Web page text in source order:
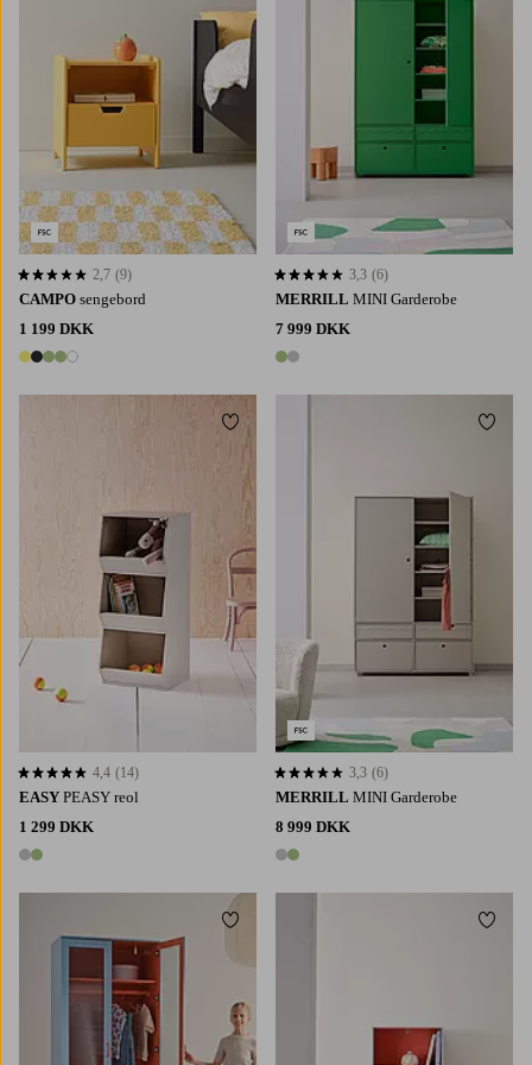
CAMPO sengebord
1 199 DKK
5 farver
2,7 baseret på 9 bedømmelser
2,7 (9)
MERRILL MINI Garderobe
7 999 DKK
2 farver
3,3 baseret på 6 bedømmelser
3,3 (6)
EASY PEASY reol
1 299 DKK
2 farver
4,4 baseret på 14 bedømmelser
4,4 (14)
Tilføj til favoritter
MERRILL MINI Garderobe
8 999 DKK
2 farver
3,3 baseret på 6 bedømmelser
3,3 (6)
Tilføj
Tilføj til favoritter Tilføj